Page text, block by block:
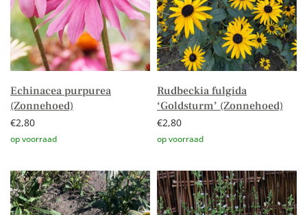
Echinacea purpurea
(Zonnehoed)
€2,80
Rudbeckia fulgida
‘Goldsturm’ (Zonnehoed)
€2,80